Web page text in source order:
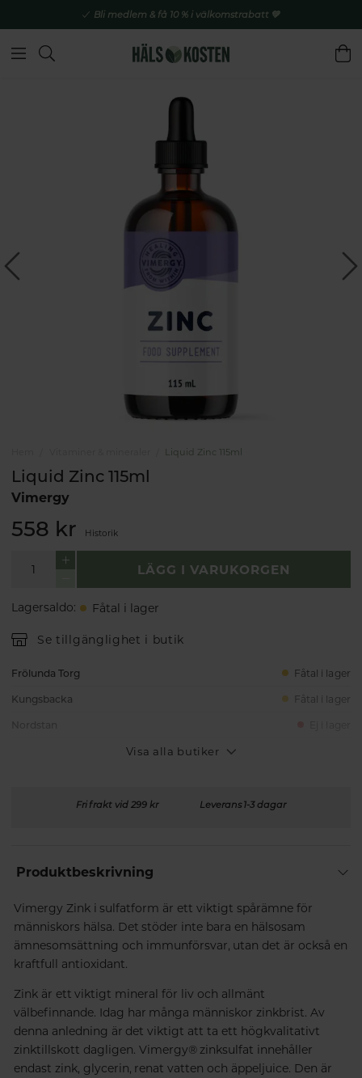
Bli medlem & få 10 % i välkomstrabatt 💚
Liquid Zinc 115ml
Liquid Zinc 115ml
Vimergy
558 kr Historik
LÄGG I VARUKORGEN
Lagersaldo: Fåtal i lager
Se tillgänglighet i butik
Frölunda Torg Fåtal i lager
Kungsbacka Fåtal i lager
Visa alla butiker
Fri frakt vid 299 kr Leverans 1-3 dagar
Produktbeskrivning
Vimergy Zink i sulfatform är ett viktigt spårämne för
människors hälsa. Det stöder inte bara en hälsosam
ämnesomsättning och immunförsvar, utan det är också en
kraftfull antioxidant.
Zink är ett viktigt mineral för liv och allmänt
välbefinnande. Idag har många människor zinkbrist. Av
denna anledning är det viktigt att ta ett högkvalitativt
zinktillskott dagligen. Vimergy® zinksulfat innehåller
endast zink, glycerin, renat vatten och äppeljuice. Den är